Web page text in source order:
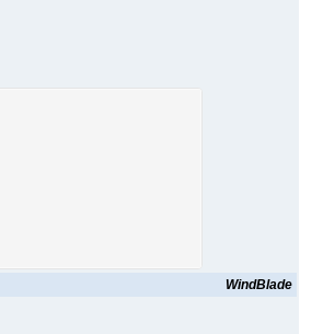
WindBlade